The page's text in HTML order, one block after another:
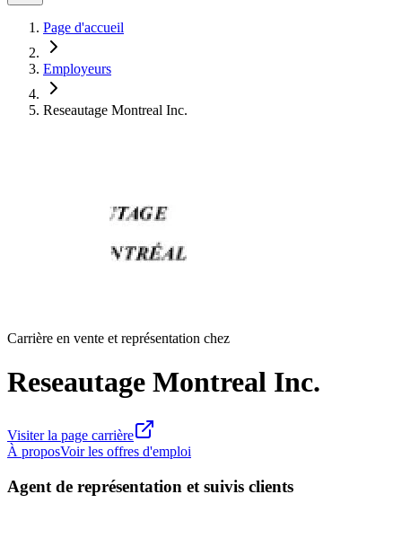
Page d'accueil
Employeurs
Reseautage Montreal Inc.
Carrière en vente et représentation chez
Reseautage Montreal Inc.
Visiter la page carrière
À proposVoir les offres d'emploi
Agent de représentation et suivis clients